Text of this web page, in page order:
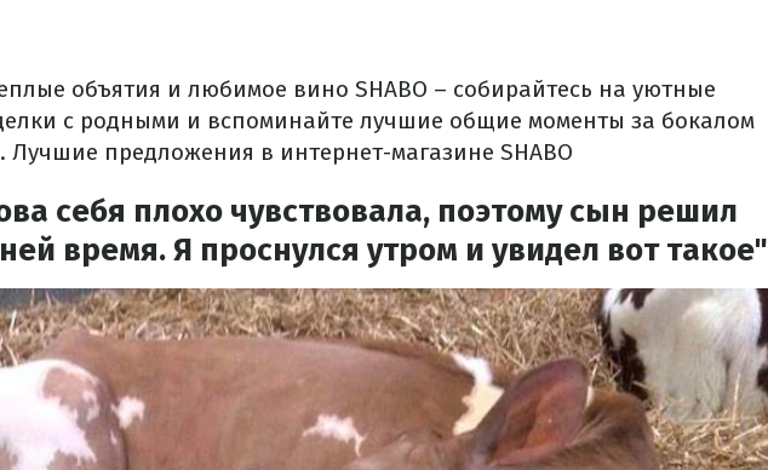
объятия и любимое вино SHABO – собирайтесь на уютные
с родными и вспоминайте лучшие общие моменты за бокалом
Лучшие предложения в интернет-магазине SHABO
себя плохо чувствовала, поэтому сын решил
время. Я проснулся утром и увидел вот такое"